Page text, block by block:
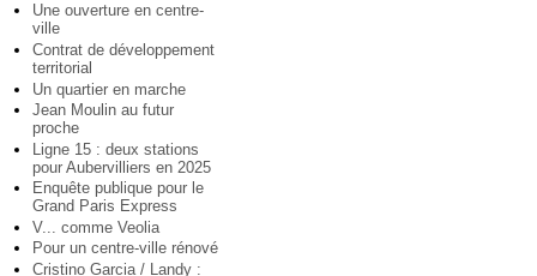
Une ouverture en centre-
ville
Contrat de développement
territorial
Un quartier en marche
Jean Moulin au futur
proche
Ligne 15 : deux stations
pour Aubervilliers en 2025
Enquête publique pour le
Grand Paris Express
V... comme Veolia
Pour un centre-ville rénové
Cristino Garcia / Landy :